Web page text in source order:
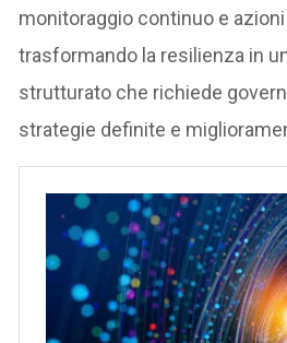
monitoraggio continuo e
trasformando la resilienza in
strutturato che richiede
strategie definite e